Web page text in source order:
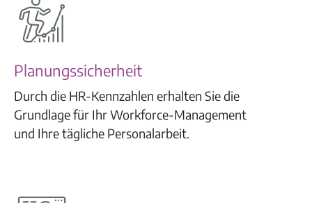
Planungssicherheit
Durch die HR-Kennzahlen erhalten Sie die
Grundlage für Ihr Workforce-Management
und Ihre tägliche Personalarbeit.